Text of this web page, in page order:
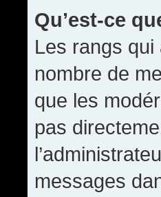
Qu’est-ce
Les rangs qui
nombre de
que les
pas
messages